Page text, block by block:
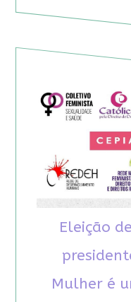
Eleição
Mulher é